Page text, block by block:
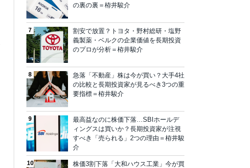
の裏の裏＝栫井駿介
割安で放置？トヨタ・野村総研・塩野
義製薬・ベルクの企業価値を長期投資
のプロが分析＝栫井駿介
急落「不動産」株は今が買い？大手4社
の比較と長期投資家が見るべき3つの重
要指標＝栫井駿介
最高益なのに株価下落…SBIホールデ
ィングスは買いか？長期投資家が注視
すべき「売られる」2つの理由＝栫井駿
介
株価3割下落「大和ハウス工業」今が買